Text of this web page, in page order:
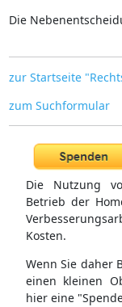
Die
zur Startseite
zum Suchformular
Die Nutzung
Betrieb der
Kosten.
Wenn Sie daher
einen kleinen
hier eine